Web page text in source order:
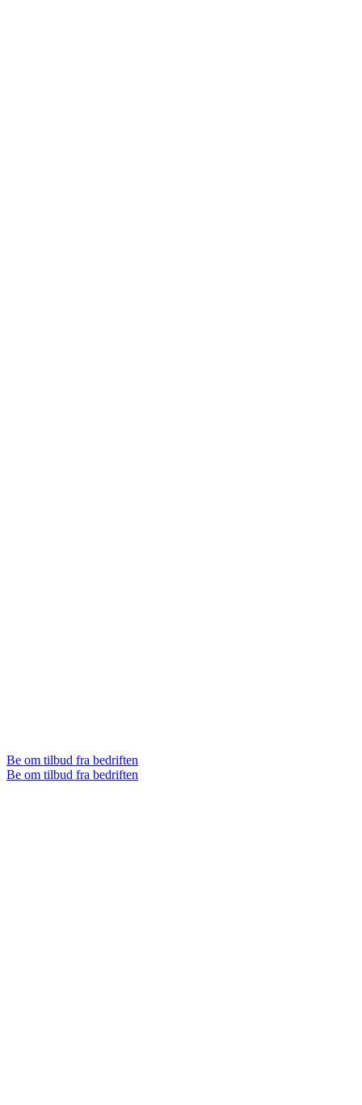
Be om tilbud fra bedriften
Be om tilbud fra bedriften